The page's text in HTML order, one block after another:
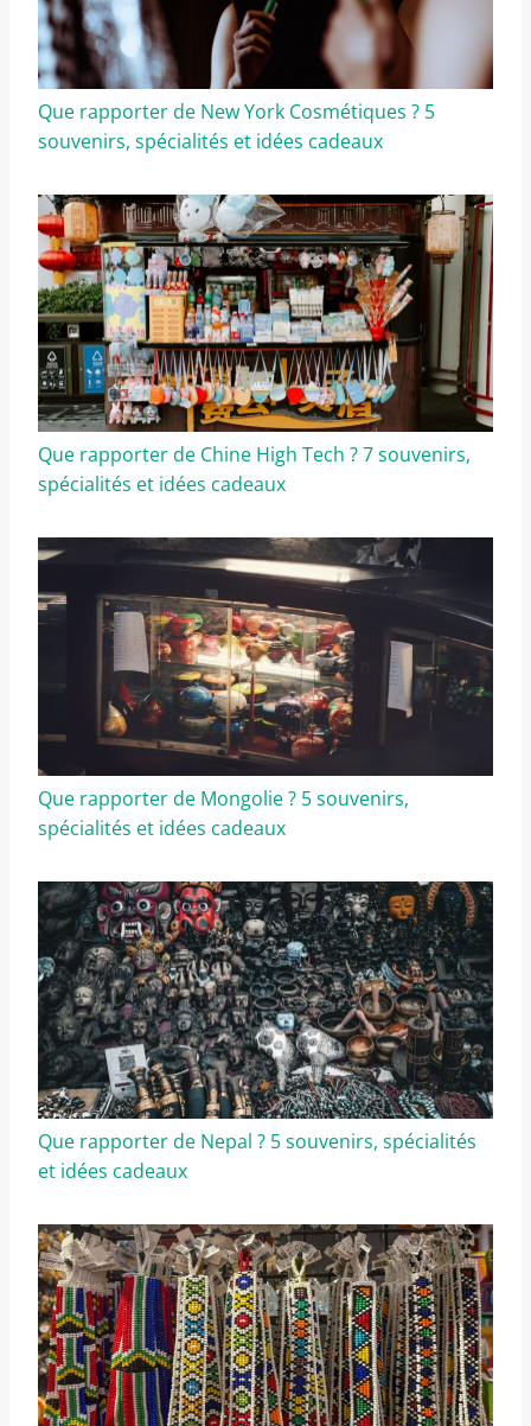
Que rapporter de New York Cosmétiques ? 5
souvenirs, spécialités et idées cadeaux
Que rapporter de Chine High Tech ? 7 souvenirs,
spécialités et idées cadeaux
Que rapporter de Mongolie ? 5 souvenirs,
spécialités et idées cadeaux
Que rapporter de Nepal ? 5 souvenirs, spécialités
et idées cadeaux